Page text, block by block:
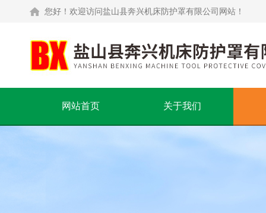
您好！欢迎访问盐山县奔兴机床防护罩有限公司网站！
网站首页 关于我们